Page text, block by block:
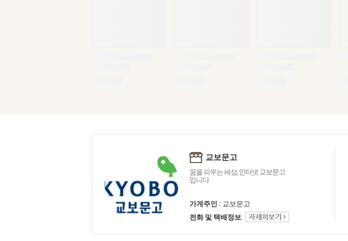
교보문고
꿈을 피우는 세상, 인터넷 교보문고
입니다.
가게주인 : 교보문고
전화 및 택배정보